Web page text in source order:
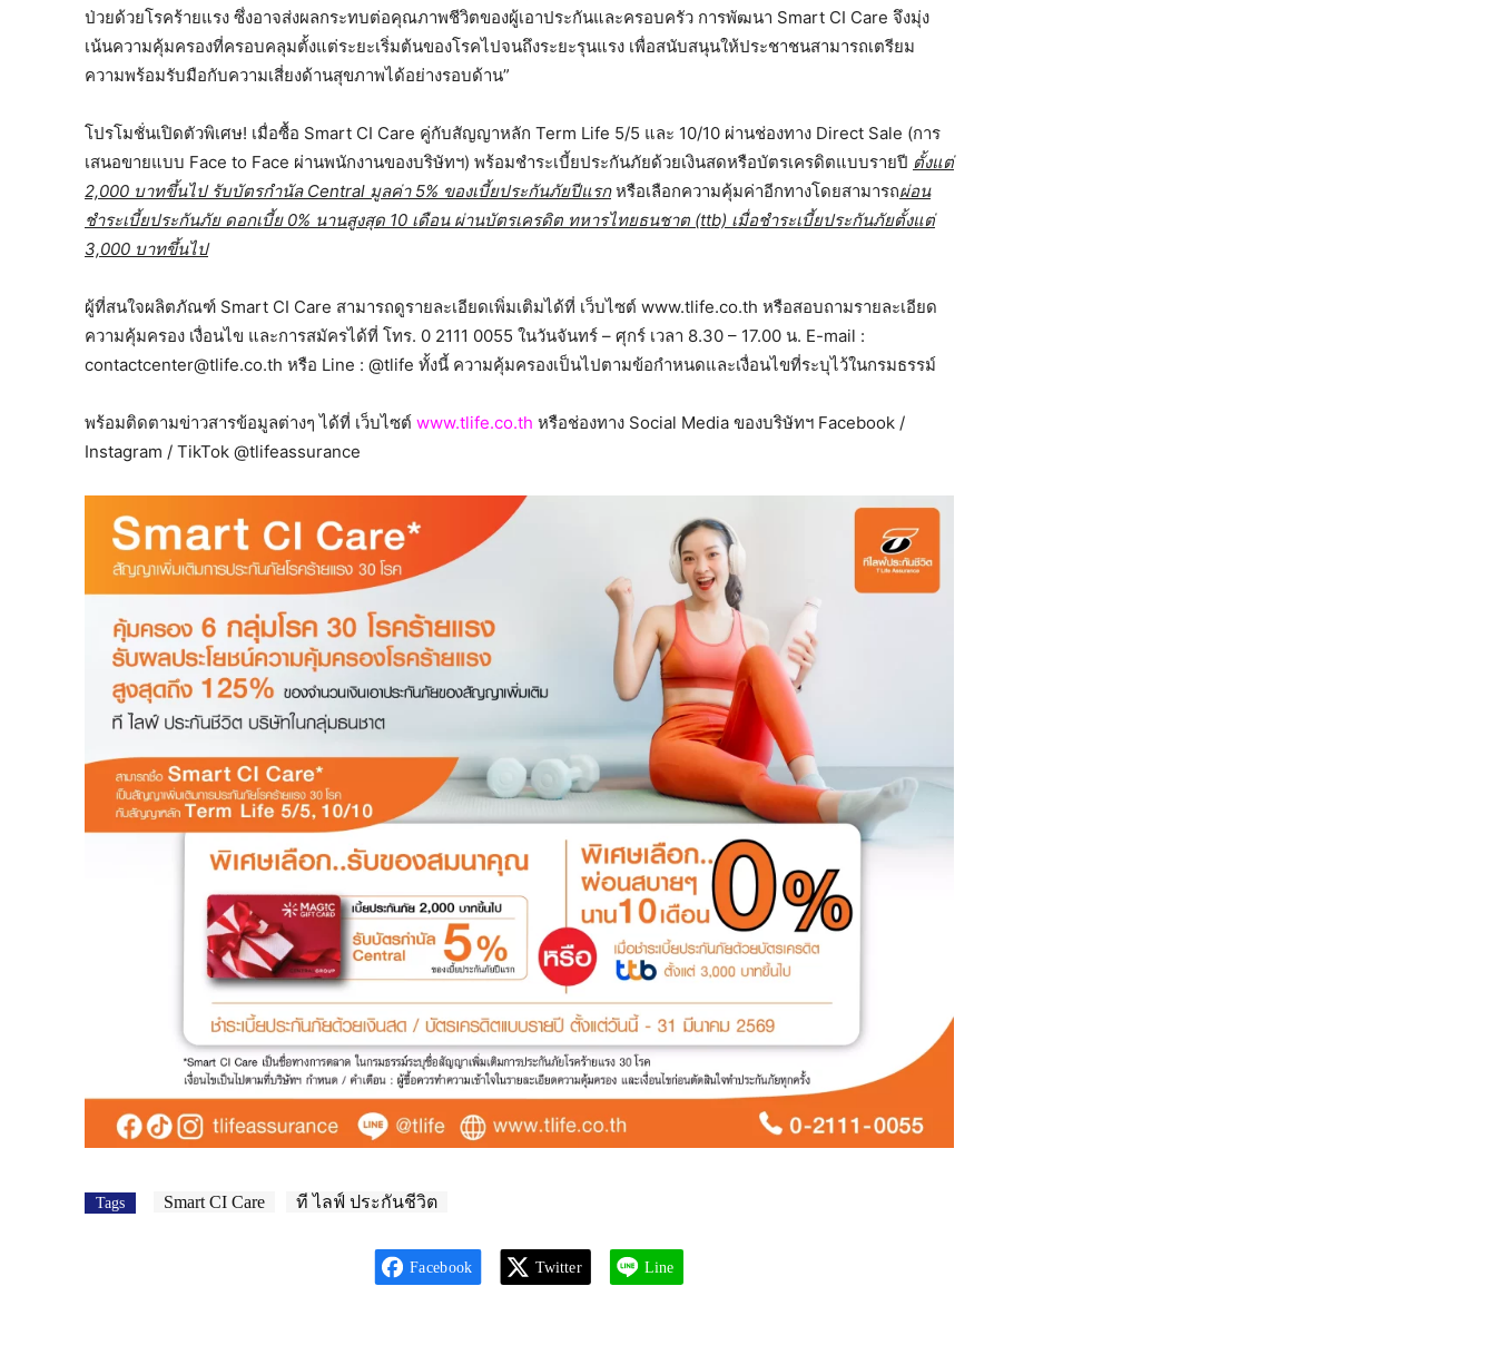
ป่วยด้วยโรคร้ายแรง ซึ่งอาจส่งผลกระทบต่อคุณภาพชีวิตของผู้เอาประกันและครอบครัว การพัฒนา Smart CI Care จึงมุ่ง
เน้นความคุ้มครองที่ครอบคลุมตั้งแต่ระยะเริ่มต้นของโรคไปจนถึงระยะรุนแรง เพื่อสนับสนุนให้ประชาชนสามารถเตรียม
ความพร้อมรับมือกับความเสี่ยงด้านสุขภาพได้อย่างรอบด้าน”
โปรโมชั่นเปิดตัวพิเศษ! เมื่อซื้อ Smart CI Care คู่กับสัญญาหลัก Term Life 5/5 และ 10/10 ผ่านช่องทาง Direct Sale (การ
เสนอขายแบบ Face to Face ผ่านพนักงานของบริษัทฯ) พร้อมชำระเบี้ยประกันภัยด้วยเงินสดหรือบัตรเครดิตแบบรายปี ตั้งแต่
2,000 บาทขึ้นไป รับบัตรกำนัล Central มูลค่า 5% ของเบี้ยประกันภัยปีแรกหรือเลือกความคุ้มค่าอีกทางโดยสามารถผ่อน
ชำระเบี้ยประกันภัย ดอกเบี้ย 0% นานสูงสุด 10 เดือน ผ่านบัตรเครดิต ทหารไทยธนชาต (ttb) เมื่อชำระเบี้ยประกันภัยตั้งแต่
3,000 บาทขึ้นไป
ผู้ที่สนใจผลิตภัณฑ์ Smart CI Care สามารถดูรายละเอียดเพิ่มเติมได้ที่ เว็บไซต์ www.tlife.co.th หรือสอบถามรายละเอียด
ความคุ้มครอง เงื่อนไข และการสมัครได้ที่ โทร. 0 2111 0055 ในวันจันทร์ – ศุกร์ เวลา 8.30 – 17.00 น. E-mail :
contactcenter@tlife.co.th หรือ Line : @tlife ทั้งนี้ ความคุ้มครองเป็นไปตามข้อกำหนดและเงื่อนไขที่ระบุไว้ในกรมธรรม์
พร้อมติดตามข่าวสารข้อมูลต่างๆ ได้ที่ เว็บไซต์ www.tlife.co.th หรือช่องทาง Social Media ของบริษัทฯ Facebook /
Instagram / TikTok @tlifeassurance
Tags Smart CI Care ที ไลฟ์ ประกันชีวิต
Facebook Twitter Line